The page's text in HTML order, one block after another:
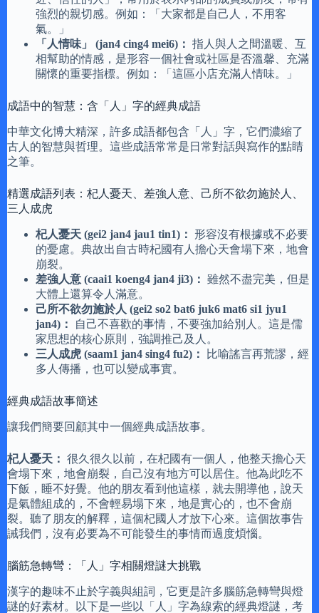
強烈的親切感。例如：「大家都是自己人，不用客
氣。」
「人情味」 (jan4 cing4 mei6)： 指人與人之間溫暖、互
相幫助的情感，是形容一個社會或社區是否溫馨、充滿
關懷的重要指標。例如：「這區小店充滿人情味。」
成語中的智慧：含「人」字的經典成語
中華文化博大精深，許多成語都包含「人」字，它們濃縮了
古人的智慧與哲理。這些成語常常是日常對話與寫作的點睛
之筆。
精選成語列表：杞人憂天、差強人意、己所不欲勿施於人、
三人成虎
杞人憂天 (gei2 jan4 jau1 tin1)： 形容沒有根據或不必要
的憂慮。典故出自古時杞國有人擔心天會塌下來，地會
崩裂。
差強人意 (caai1 koeng4 jan4 ji3)： 雖然不盡完美，但是
大體上還算令人滿意。
己所不欲勿施於人 (gei2 so2 bat6 juk6 mat6 si1 jyu1
jan4)：
自己不喜歡的事情，不要強加給別人。這是儒
家思想的核心原則，強調推己及人。
三人成虎 (saam1 jan4 sing4 fu2)：
比喻謠言再荒謬，經
多人傳播，也可以變成事實。
經典成語故事簡述
讓我們簡要回顧其中一個經典成語故事。
杞人憂天： 很久很久以前，在杞國有一個人，他整天擔心天
會塌下來，地會崩裂，自己沒有地方可以居住。他為此吃不
下飯，睡不好覺。他的朋友看到他這樣，就去開導他，說天
是氣體組成的，不會輕易塌下來，地是實心的，也不會崩
裂。聽了朋友的解釋，這個杞國人才放下心來。這個故事告
誡我們，沒有必要為不可能發生的事情而過度煩惱。
腦筋急轉彎：「人」字相關燈謎大挑戰
漢字的趣味不止於字義與組詞，它更是許多腦筋急轉彎與燈
謎的好素材。以下是一些以「人」字為線索的經典燈謎，考